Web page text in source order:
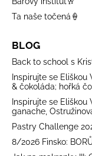
Ta naše točená🍦
BLOG
Back to school s
Inspirujte se
& čokoláda; hořká
Inspirujte se
ganache,
Pastry Challenge
8/2026 Finsko: